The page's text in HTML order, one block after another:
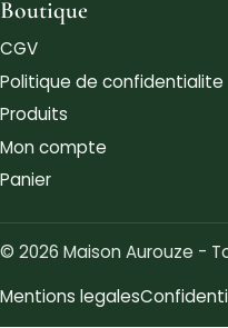
Boutique
CGV
Politique de confidentialite
Produits
Mon compte
Panier
© 2026 Maison Aurouze -
Mentions legales